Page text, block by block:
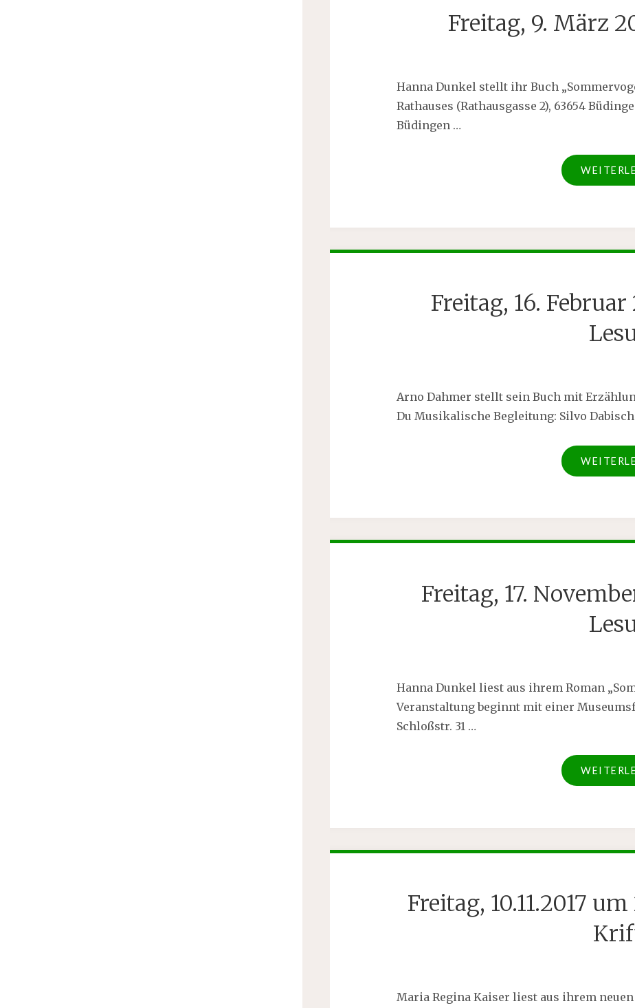
Freitag, 9. März
Hanna Dunkel stellt ihr Buch
Rathauses (Rathausgasse 2), 63654
Büdingen …
Freitag, 16.
Arno Dahmer stellt sein Buch mit
Du Musikalische Begleitung: Silvo
Freitag, 17.
Hanna Dunkel liest aus ihrem Roman
Veranstaltung beginnt mit einer
Schloßstr. 31 …
Freitag, 10.11.2017
Maria Regina Kaiser liest aus ihrem